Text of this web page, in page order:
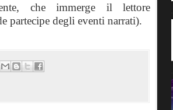
che immerge il lettore
partecipe degli eventi narrati).